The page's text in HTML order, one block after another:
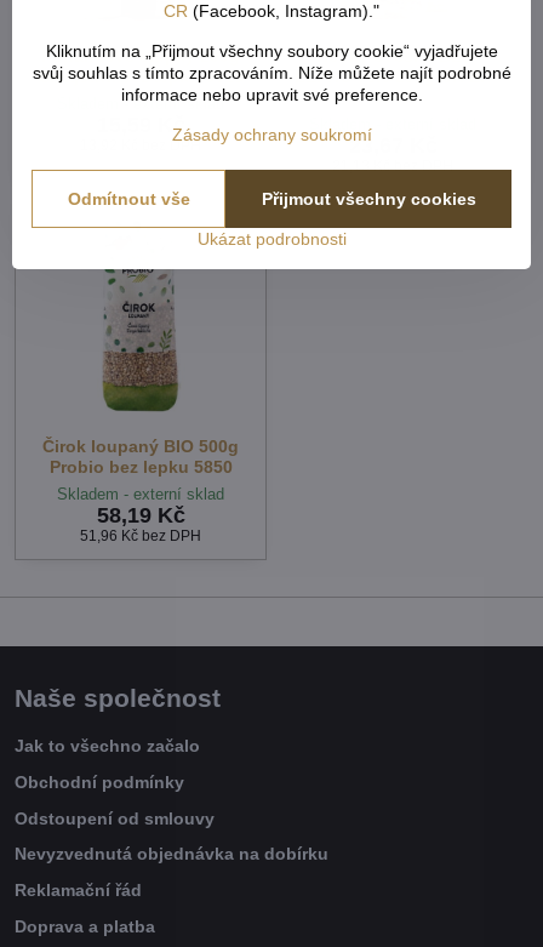
Pohankové slupky 200g
Šmajstrla bez lepku 6025
Skladem - externí sklad
15,59 Kč
bez DPH
Vločky ovesné BEZ
LEPKU celé 250g ČR ZP
5967
23,67 Kč
Čirok loupaný BIO 500g
Probio bez lepku 5850
Skladem - externí sklad
58,19 Kč
51,96 Kč bez DPH
Naše společnost
Jak to všechno začalo
Obchodní podmínky
Odstoupení od smlouvy
Nevyzvednutá objednávka na dobírku
Reklamační řád
Doprava a platba
CR (Facebook, Instagram)."
Kliknutím na „Přijmout všechny soubory cookie“ vyjadřujete
svůj souhlas s tímto zpracováním. Níže můžete najít podrobné
informace nebo upravit své preference.
Zásady ochrany soukromí
Ukázat podrobnosti
Přijmout všechny cookies
Odmítnout vše